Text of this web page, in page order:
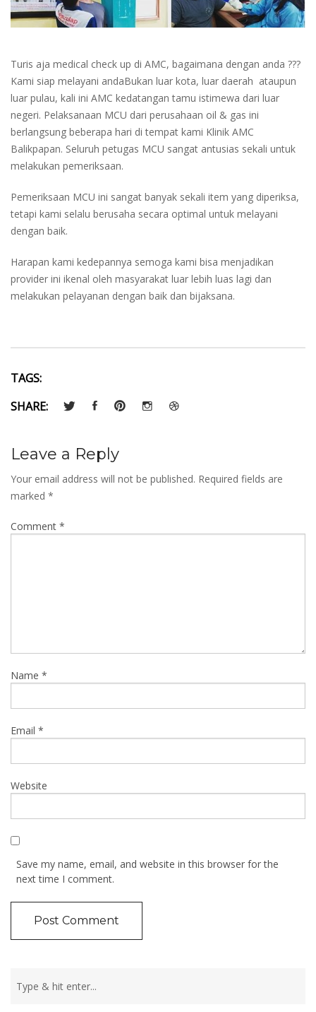
Turis aja medical check up di AMC, bagaimana dengan anda ???
Kami siap melayani andaBukan luar kota, luar daerah ataupun
luar pulau, kali ini AMC kedatangan tamu istimewa dari luar
negeri. Pelaksanaan MCU dari perusahaan oil & gas ini
berlangsung beberapa hari di tempat kami Klinik AMC
Balikpapan. Seluruh petugas MCU sangat antusias sekali untuk
melakukan pemeriksaan.
Pemeriksaan MCU ini sangat banyak sekali item yang diperiksa,
tetapi kami selalu berusaha secara optimal untuk melayani
dengan baik.
Harapan kami kedepannya semoga kami bisa menjadikan
provider ini ikenal oleh masyarakat luar lebih luas lagi dan
melakukan pelayanan dengan baik dan bijaksana.
TAGS:
SHARE:
Leave a Reply
Your email address will not be published. Required fields are
marked *
Comment *
Name *
Email *
Website
Save my name, email, and website in this browser for the
next time I comment.